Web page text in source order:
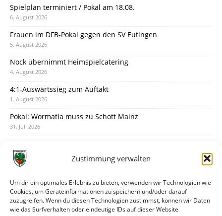
Zustimmung verwalten
Um dir ein optimales Erlebnis zu bieten, verwenden wir Technologien wie
Cookies, um Geräteinformationen zu speichern und/oder darauf
zuzugreifen. Wenn du diesen Technologien zustimmst, können wir Daten
wie das Surfverhalten oder eindeutige IDs auf dieser Website
Spielplan terminiert / Pokal am 18.08.
6. August 2026
Frauen im DFB-Pokal gegen den SV Eutingen
5. August 2026
Nock übernimmt Heimspielcatering
4. August 2026
4:1-Auswärtssieg zum Auftakt
1. August 2026
Pokal: Wormatia muss zu Schott Mainz
31. Juli 2026
30. Juli 2026
28. Juli 2026
Neuer Rückensponsor
28. Juli 2026